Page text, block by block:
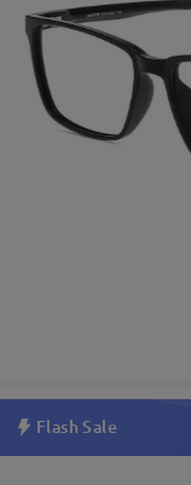
Flash Sale